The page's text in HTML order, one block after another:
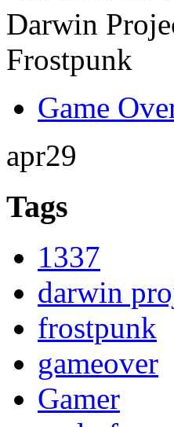
Game
apr29
Tags
1337
darwin
frostpunk
gameover
Gamer